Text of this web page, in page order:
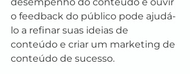
o feedback do público pode ajudá-
lo a refinar suas ideias de
conteúdo e criar um marketing de
conteúdo de sucesso.